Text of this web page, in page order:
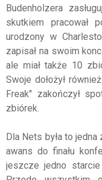
Budenholzera
skutkiem pracował
urodzony w
zapisał na swoim
ale miał także 10
Swoje dołożył
Freak" zakończył
zbiórek.
Dla Nets była to
awans do finału
jeszcze jedno